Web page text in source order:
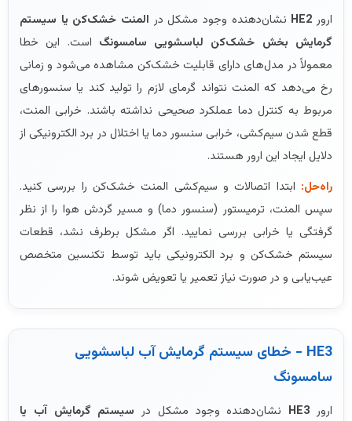
ارور HE2 نشان‌دهنده وجود مشکل در المنت خشک‌کن یا سیستم
گرمایش بخش خشک‌کن لباسشویی سامسونگ است. این خطا
معمولاً در مدل‌های دارای قابلیت خشک‌کن مشاهده می‌شود و زمانی
رخ می‌دهد که المنت نتواند گرمای لازم را تولید کند یا سنسورهای
مربوط به کنترل دما عملکرد صحیحی نداشته باشند. خرابی المنت،
قطع شدن سیم‌کشی، خرابی سنسور دما یا اختلال در برد الکترونیکی از
دلایل ایجاد این ارور هستند.
راه‌حل: ابتدا اتصالات و سیم‌کشی المنت خشک‌کن را بررسی کنید.
سپس المنت، ترمیستور (سنسور دما) و مسیر گردش هوا را از نظر
گرفتگی یا خرابی بررسی نمایید. اگر مشکل برطرف نشد، قطعات
سیستم خشک‌کن و برد الکترونیکی باید توسط تکنسین متخصص
عیب‌یابی و در صورت نیاز تعمیر یا تعویض شوند.
HE3 - خطای سیستم گرمایش آب لباسشویی
سامسونگ
ارور HE3 نشان‌دهنده وجود مشکل در سیستم گرمایش آب یا